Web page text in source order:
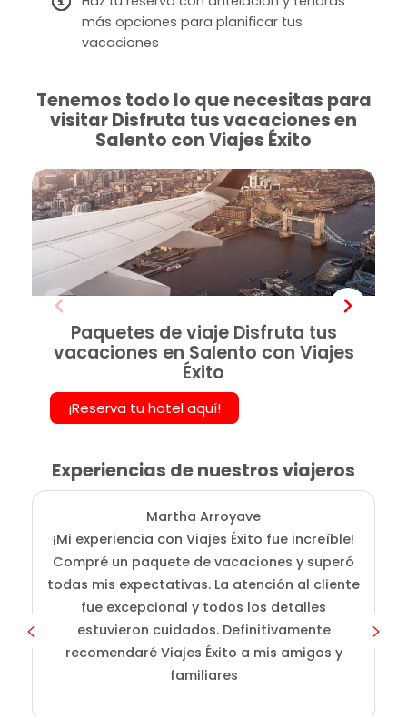
más opciones para planificar tus
vacaciones
Tenemos todo lo que necesitas para
visitar Disfruta tus vacaciones en
Salento con Viajes Éxito
Paquetes de viaje Disfruta tus
vacaciones en Salento con Viajes
Éxito
¡Reserva tu hotel aquí!
Experiencias de nuestros viajeros
Martha Arroyave
¡Mi experiencia con Viajes Éxito fue increíble!
Compré un paquete de vacaciones y superó
todas mis expectativas. La atención al cliente
fue excepcional y todos los detalles
estuvieron cuidados. Definitivamente
recomendaré Viajes Éxito a mis amigos y
familiares